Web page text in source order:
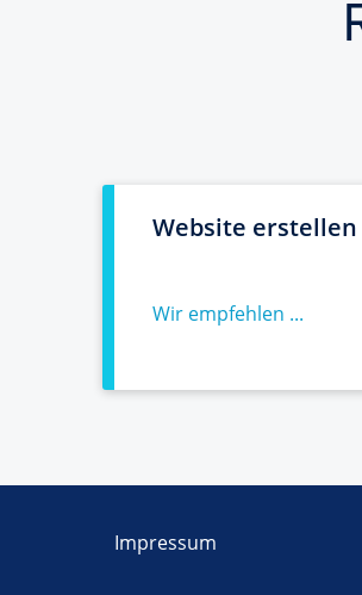
Website erstellen
Wir empfehlen ...
Impressum